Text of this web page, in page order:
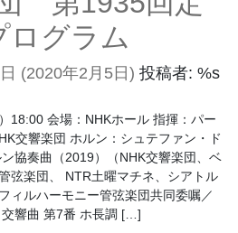
グラム
(2020年2月5日) 投稿者: %s
18:00 会場：NHKホール 指揮：パー
交響楽団 ホルン：シュテファン・ド
協奏曲（2019）（NHK交響楽団、ベ
弦楽団、 NTR土曜マチネ、シアトル
ィルハーモニー管弦楽団共同委嘱／
交響曲 第7番 ホ長調 […]